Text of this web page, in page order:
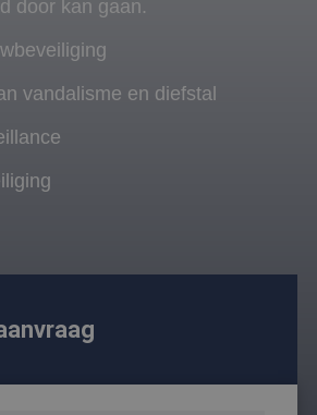
door kan gaan.
vandalisme en diefstal